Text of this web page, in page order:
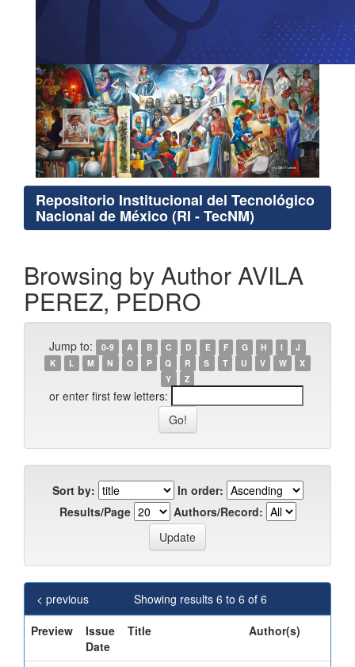
Repositorio Institucional del Tecnológico
Nacional de México (RI - TecNM)
Browsing by Author AVILA
PEREZ, PEDRO
Jump to: 0-9 A B C D E F G H I
J
K
L M N O P Q R S T U V W
X
Y
Z
or enter first few letters:
Sort by:
In order:
Results/Page
Authors/Record:
Showing results 6 to 6 of 6
< previous
Preview
Issue
Date
Title Author(s)